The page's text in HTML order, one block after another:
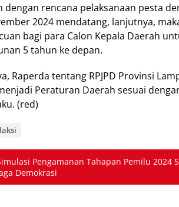
dengan rencana pelaksanaan pesta
2024 mendatang, lanjutnya,
bagi para Calon Kepala Daerah
5 tahun ke depan.
Raperda tentang RPJPD Provinsi
Peraturan Daerah sesuai
(red)
Pengamanan Tahapan Pemilu 2024
Demokrasi